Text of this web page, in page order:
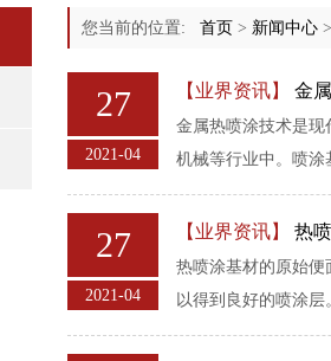
您当前的位置: 首页 > 新闻中心 >
27
2021-04
【业界资讯】 金
金属热喷涂技术是现
机械等行业中。喷涂
27
2021-04
【业界资讯】 热
热喷涂基材的原始便
以得到良好的喷涂